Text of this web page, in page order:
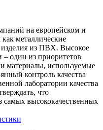
на европейском и
металлические
из ПВХ. Высокое
– один из приоритетов
материалы, используемые
контроль качества
лаборатории качества
что
самых высококачественных